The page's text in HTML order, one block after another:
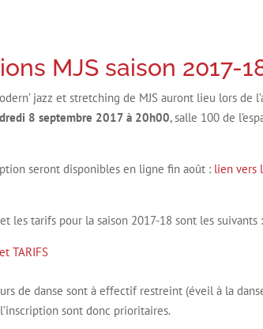
MJS saison 2017-
jazz et stretching de MJS auront lieu lors de
8 septembre 2017 à 20h00, salle 100 de
seront disponibles en ligne fin août :lien vers
les tarifs pour la saison 2017-18 sont les suivants :
TARIFS
de danse sont à effectif restreint (éveil à la
sont donc prioritaires.